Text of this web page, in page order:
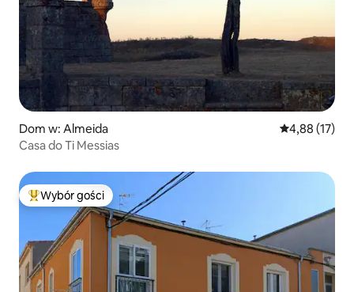
Dom w: Almeida Średnia
4,88 (17)
Casa do Ti Messias
Najpopularniejsze z kategorii Wybór gości
Wybór gości